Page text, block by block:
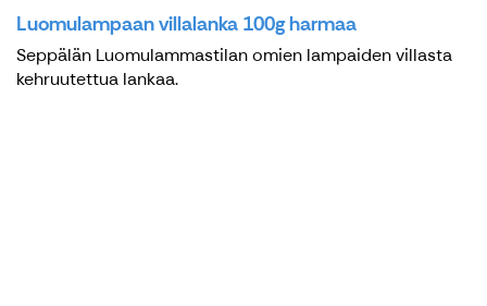
Luomulampaan villalanka 100g harmaa
Seppälän Luomulammastilan omien lampaiden villasta
kehruutettua lankaa.